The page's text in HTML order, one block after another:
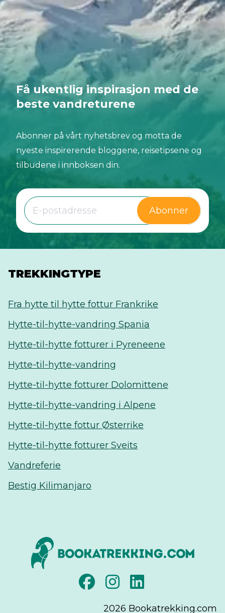
Få ukentlig inspirasjon med de
beste vandreturene
Abonner på vårt nyhetsbrev og motta de
nyeste inspirerende bloggene, reisetipsene og
tilbudene i innboksen din.
Abonner
TREKKINGTYPE
Fra hytte til hytte fottur Frankrike
Hytte-til-hytte-vandring Spania
Hytte-til-hytte fotturer i Pyreneene
Hytte-til-hytte-vandring
Hytte-til-hytte fotturer Dolomittene
Hytte-til-hytte-vandring i Alpene
Hytte-til-hytte fottur Østerrike
Hytte-til-hytte fotturer Sveits
Vandreferie
Bestig Kilimanjaro
2026 Bookatrekking.com